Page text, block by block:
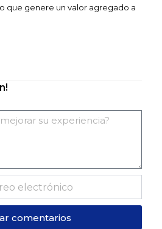
que genere un valor agregado a
comentarios